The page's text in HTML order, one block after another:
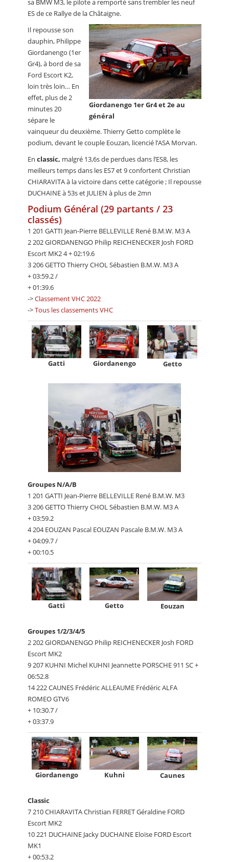
sa BMW M3, le pilote a remporté sans trembler les neuf
ES de ce Rallye de la Châtaigne.
Giordanengo 1er Gr4 et 2e au
général
Il repousse son
dauphin, Philippe
Giordanengo (1er
Gr4), à bord de sa
Ford Escort K2,
loin très loin… En
effet, plus de 2
minutes 20
sépare le
vainqueur du deuxième. Thierry Getto complète le
podium, devant le couple Eouzan, licencié l’ASA Morvan.
En classic, malgré 13,6s de perdues dans l’ES8, les
meilleurs temps dans les ES7 et 9 confortent Christian
CHIARAVITA à la victoire dans cette catégorie ; Il repousse
DUCHAINE à 53s et JULIEN à plus de 2mn
Podium Général (29 partants / 23
classés)
1 201 GATTI Jean-Pierre BELLEVILLE René B.M.W. M3 A
2 202 GIORDANENGO Philip REICHENECKER Josh FORD
Escort MK2 4 + 02:19.6
3 206 GETTO Thierry CHOL Sébastien B.M.W. M3 A
+ 03:59.2 /
+ 01:39.6
->Classement VHC 2022
->Tous les classements VHC
Gatti Giordanengo Getto
Groupes N/A/B
1 201 GATTI Jean-Pierre BELLEVILLE René B.M.W. M3
3 206 GETTO Thierry CHOL Sébastien B.M.W. M3 A
+ 03:59.2
4 204 EOUZAN Pascal EOUZAN Pascale B.M.W. M3 A
+ 04:09.7 /
+ 00:10.5
Gatti Getto Eouzan
Groupes 1/2/3/4/5
2 202 GIORDANENGO Philip REICHENECKER Josh FORD
Escort MK2
9 207 KUHNI Michel KUHNI Jeannette PORSCHE 911 SC +
06:52.8
14 222 CAUNES Frédéric ALLEAUME Frédéric ALFA
ROMEO GTV6
+ 10:30.7 /
+ 03:37.9
Giordanengo Kuhni Caunes
Classic
7 210 CHIARAVITA Christian FERRET Géraldine FORD
Escort MK2
10 221 DUCHAINE Jacky DUCHAINE Eloïse FORD Escort
MK1
+ 00:53.2